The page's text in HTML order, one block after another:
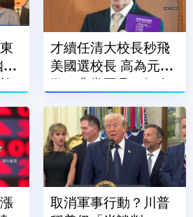
默
才續任清大校長秒飛
美國選校長 高為元道
歉：非常罕見、好奇
取消軍事行動？川普